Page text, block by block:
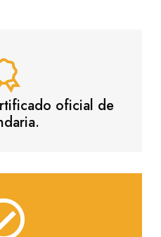
oficial de